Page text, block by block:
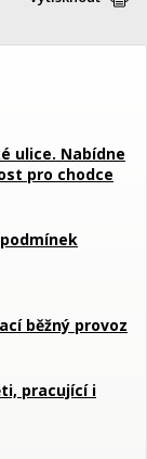
ulice. Nabídne
pro chodce
běžný provoz
pracující i